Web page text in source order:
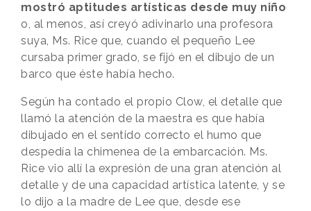
mostró aptitudes artísticas desde muy niño
o, al menos, así creyó adivinarlo una profesora
suya, Ms. Rice que, cuando el pequeño Lee
cursaba primer grado, se fijó en el dibujo de un
barco que éste había hecho.
Según ha contado el propio Clow, el detalle que
llamó la atención de la maestra es que había
dibujado en el sentido correcto el humo que
despedía la chimenea de la embarcación. Ms.
Rice vio allí la expresión de una gran atención al
detalle y de una capacidad artística latente, y se
lo dijo a la madre de Lee que, desde ese